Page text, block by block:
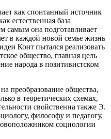
как спонтанный источник
естественная база
самым она подготавливает
в каждой новой семье жизнь
Конт пытался реализовать
общество, главная цель
народа в позитивистском
преобразование общества,
в теоретических схемах,
свойственна также Э.
философу и педагогу,
социологии